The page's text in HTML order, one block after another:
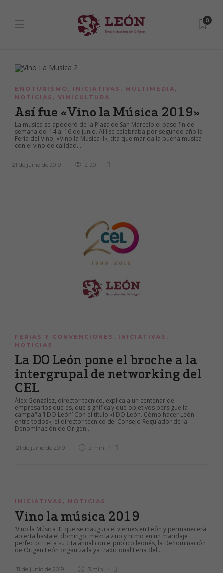
0
ENOTURISMO , INICIATIVAS , MULTIMEDIA ,
NOTICIAS , VINICULTURA
Así fue «Vino la Música 2019»
La música se apoderó de la Plaza de San Marcelo el paso fin de
semana del 14 al 16 de junio. Allí se celebraba por segundo año la
Feria del Vino, «Vino la Música II», cita que marida la buena música
con el vino de calidad....
21 de junio de 2019 2120
FERIAS Y CONVENCIONES , INICIATIVAS ,
NOTICIAS
La DO León pone el broche a la
intergrupal de networking del
CEL
Álex González, director técnico, explica a un centenar de
empresarios qué es, qué significa y qué objetivos persigue la
campaña ‘I DO León’ Con el título «I DO León. Cómo hacer León
entre todos», el director técnico del Consejo Regulador de la
Denominación de Origen...
21 de junio de 2019 2 min
INICIATIVAS , NOTICIAS
Vino la música 2019
‘Vino la Música II’, que se inaugura el viernes en León y permanecerá
abierta hasta el domingo, mezcla vino y ritmo en un maridaje
perfecto. Fiel a su cita anual con el público leonés, la Denominación
de Origen León organiza la ya tradicional Feria del...
11 de junio de 2019 3 min